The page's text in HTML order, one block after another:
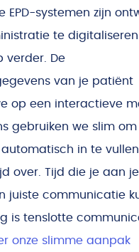
EPD-systemen zijn
te
verder. De
van je patiënt
op een interactieve
gebruiken we slim
in te
over. Tijd die je aan je
juiste communicatie
is tenslotte
onze slimme aanpak